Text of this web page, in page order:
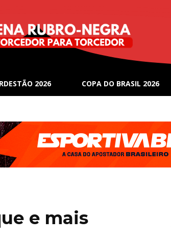
2026 COPA DO BRASIL 2026
e mais